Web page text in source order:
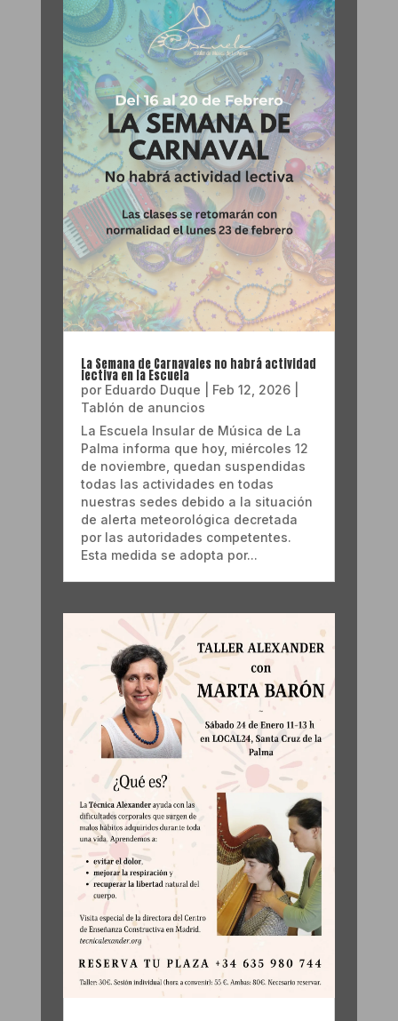
La Semana de Carnavales no habrá actividad
lectiva en la Escuela
por Eduardo Duque Feb 12, 2026|
Tablón de anuncios
La Escuela Insular de Música de La
Palma informa que hoy, miércoles 12
de noviembre, quedan suspendidas
todas las actividades en todas
nuestras sedes debido a la situación
de alerta meteorológica decretada
por las autoridades competentes.
Esta medida se adopta por...